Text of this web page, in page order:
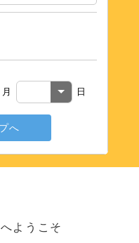
月 日
へ
ようこそ